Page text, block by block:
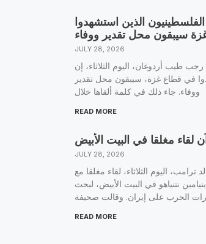
الفلسطينيون الذين استشهدوا
سيبقون محل تقدير ووفاء
JULY 28, 2026
طيب أردوغان، اليوم الثلاثاء، إن
في قطاع غزة، سيبقون محل تقدير
ووفاء. جاء ذلك في كلمة ألقاها خلال
READ MORE
لقاء مغلقا في البيت الأبيض
JULY 28, 2026
ترامب، اليوم الثلاثاء، لقاء مغلقا مع
نتنياهو في البيت الأبيض، لبحث
الحرب على إيران. وقالت صحيفة
READ MORE